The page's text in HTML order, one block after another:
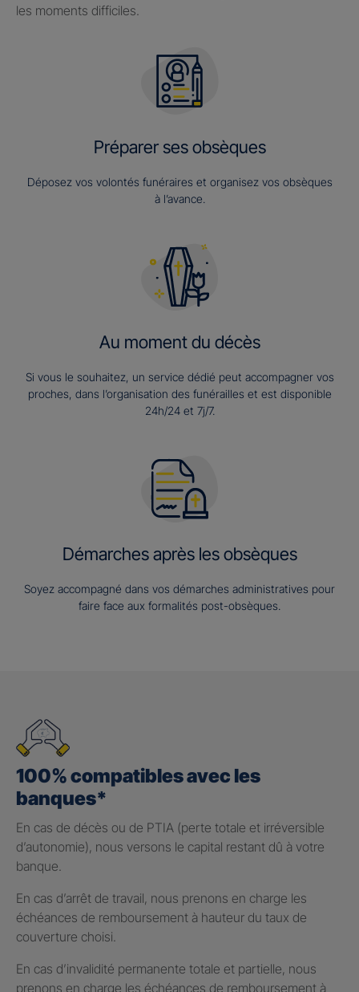
les moments difficiles.
Préparer ses obsèques
Déposez vos volontés funéraires et organisez vos obsèques
à l’avance.
Au moment du décès
Si vous le souhaitez, un service dédié peut accompagner vos
proches, dans l’organisation des funérailles et est disponible
24h/24 et 7j/7.
Démarches après les obsèques
Soyez accompagné dans vos démarches administratives pour
faire face aux formalités post-obsèques.
100% compatibles avec les
banques*
En cas de décès ou de PTIA (perte totale et irréversible
d’autonomie), nous versons le capital restant dû à votre
banque.
En cas d’arrêt de travail, nous prenons en charge les
échéances de remboursement à hauteur du taux de
couverture choisi.
En cas d’invalidité permanente totale et partielle, nous
prenons en charge les échéances de remboursement à